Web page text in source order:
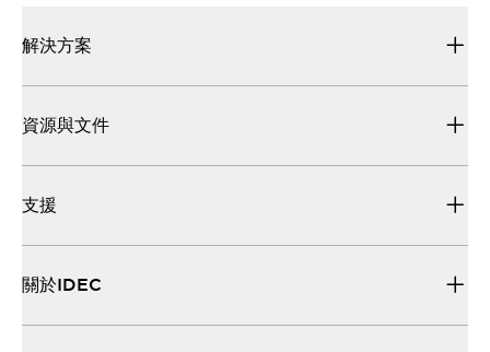
解決方案
資源與文件
支援
關於IDEC